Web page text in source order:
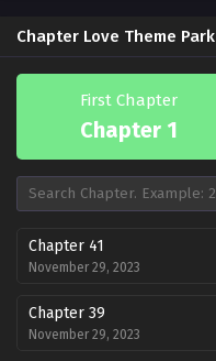
Chapter Love Theme Park
First Chapter
Chapter 1
Chapter 41
November 29, 2023
Chapter 39
November 29, 2023